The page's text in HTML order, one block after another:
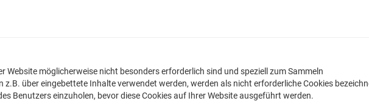
WUP2892P
Egal ob witziger Spruch, buntes Motiv oder
originellen Kissen werden in Deutschland
Website möglicherweise nicht besonders erforderlich sind und speziell zum Sammeln
z.B. über eingebettete Inhalte verwendet werden, werden als nicht erforderliche Cookies
Benutzers einzuholen, bevor diese Cookies auf Ihrer Website ausgeführt werden.